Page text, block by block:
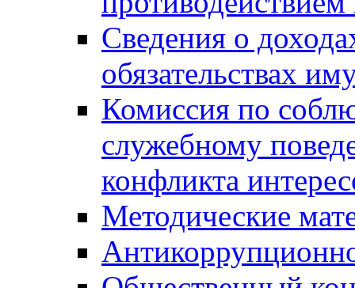
Сведения о
обязательствах
Комиссия по
служебному
конфликта
Методические